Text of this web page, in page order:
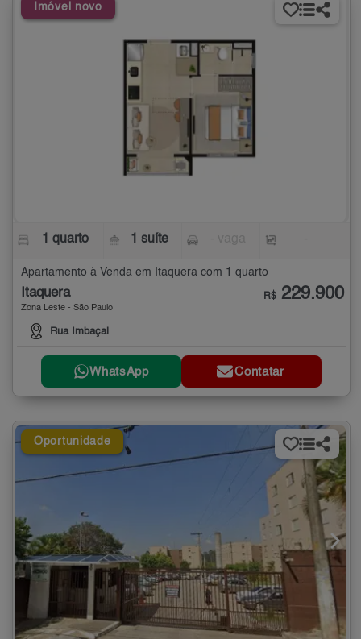
Imóvel novo
1 quarto 1 suíte
Apartamento à Venda em Itaquera com 1 quarto
Itaquera
Zona Leste - São Paulo
Rua Imbaçal
R$ 229.900
WhatsApp Contatar
Oportunidade